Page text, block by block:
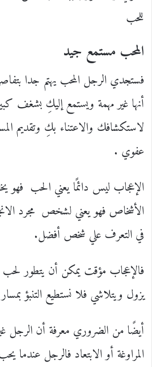
للحب
المحب مستمع جيد
فستجدي الرجل المحب يهتم جدا
أنها غير مهمة ويستمع إليكِ بشغف
لاستكشافك والاعتناء بكِ وتقديم
عفوي .
الإعجاب ليس دائمًا يعني الحب فهو
الأشخاص فهو يعني لشخص مجرد
في التعرف علي شخص أفضل.
فالإعجاب مؤقت يمكن أن يتطور
يزول ويتلاشي فلا نستطيع التنبؤ
أيضًا من الضروري معرفة أن الرجل
المراوغة أو الابتعاد فالرجل عندما